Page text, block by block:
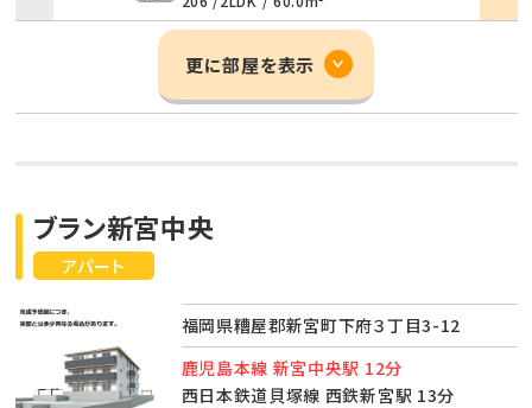
更に部屋を表示
アパート
ブラン新宮中央
福岡県糟屋郡新宮町下府３丁目3-12
鹿児島本線 新宮中央駅 12分
西日本鉄道貝塚線 西鉄新宮駅 13分